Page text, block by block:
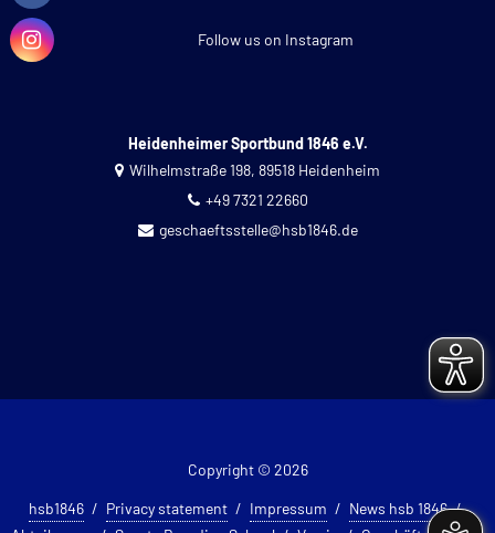
Follow us on Instagram
Heidenheimer Sportbund 1846 e.V.
Wilhelmstraße 198, 89518 Heidenheim
+49 7321 22660
geschaeftsstelle@hsb1846.de
Copyright © 2026
hsb1846 Privacy statement Impressum
News hsb 1846